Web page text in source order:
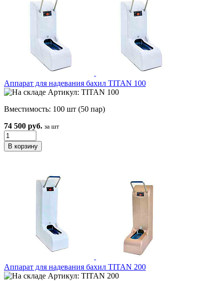
Аппарат для надевания бахил TITAN 100
Артикул: TITAN 100
Вместимость: 100 шт (50 пар)
74 500 руб. за шт
Аппарат для надевания бахил TITAN 200
Артикул: TITAN 200